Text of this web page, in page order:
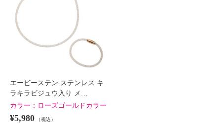
エービーステン ステンレス キ
ラキラビジュウ入り メ…
カラー： ローズゴールドカラー
¥5,980 （税込）